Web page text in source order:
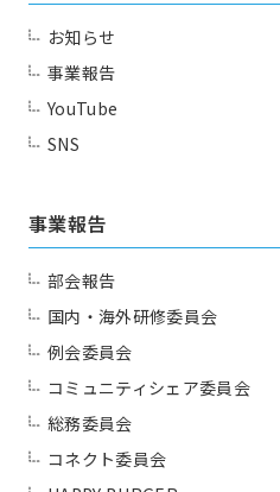
お知らせ
事業報告
YouTube
SNS
事業報告
部会報告
国内・海外研修委員会
例会委員会
コミュニティシェア委員会
総務委員会
コネクト委員会